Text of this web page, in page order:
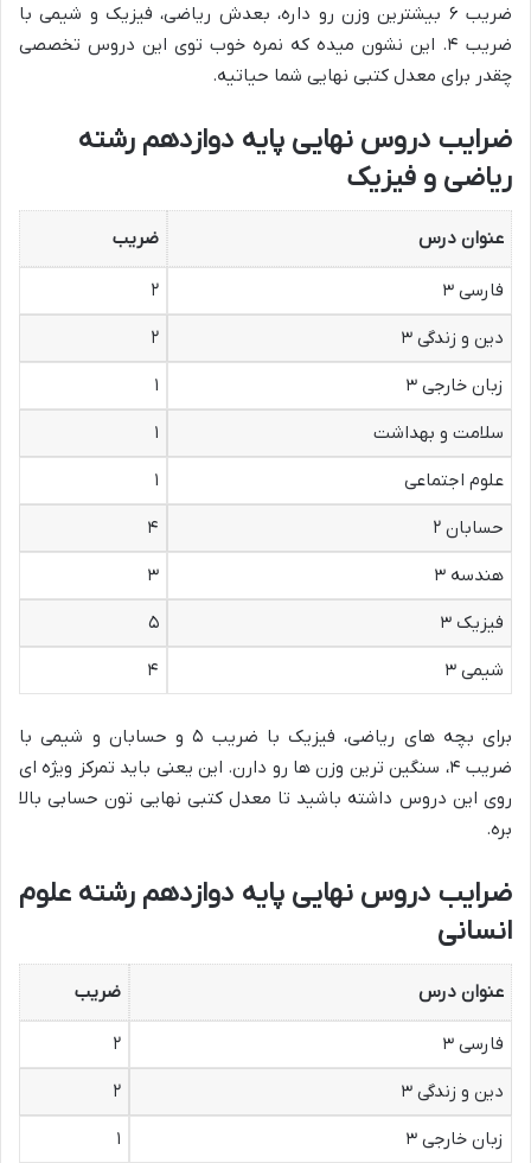
ضریب ۶ بیشترین وزن رو داره، بعدش ریاضی، فیزیک و شیمی با
ضریب ۴. این نشون میده که نمره خوب توی این دروس تخصصی
چقدر برای معدل کتبی نهایی شما حیاتیه.
ضرایب دروس نهایی پایه دوازدهم رشته
ریاضی و فیزیک
عنوان درس ضریب
فارسی ۳
۲
دین و زندگی ۳
۲
زبان خارجی ۳
۱
سلامت و بهداشت
۱
علوم اجتماعی
۱
حسابان ۲
۴
هندسه ۳
۳
فیزیک ۳
۵
شیمی ۳
۴
برای بچه های ریاضی، فیزیک با ضریب ۵ و حسابان و شیمی با
ضریب ۴، سنگین ترین وزن ها رو دارن. این یعنی باید تمرکز ویژه ای
روی این دروس داشته باشید تا معدل کتبی نهایی تون حسابی بالا
بره.
ضرایب دروس نهایی پایه دوازدهم رشته علوم
انسانی
عنوان درس ضریب
فارسی ۳
۲
دین و زندگی ۳
۲
زبان خارجی ۳
۱